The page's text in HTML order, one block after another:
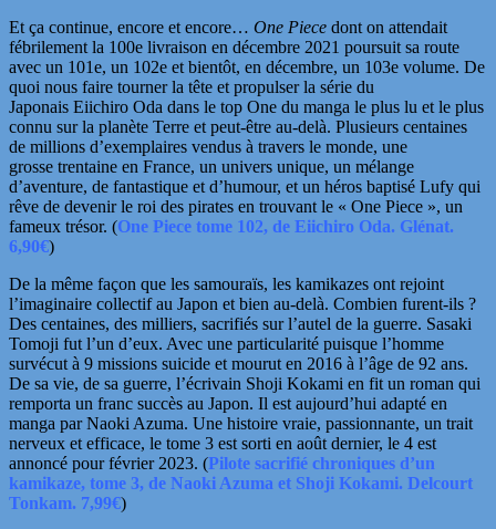
Et ça continue, encore et encore… One Piece dont on attendait
fébrilement la 100e livraison en décembre 2021 poursuit sa route
avec un 101e, un 102e et bientôt, en décembre, un 103e volume. De
quoi nous faire tourner la tête et propulser la série du
Japonais Eiichiro Oda dans le top One du manga le plus lu et le plus
connu sur la planète Terre et peut-être au-delà. Plusieurs centaines
de millions d’exemplaires vendus à travers le monde, une
grosse trentaine en France, un univers unique, un mélange
d’aventure, de fantastique et d’humour, et un héros baptisé Lufy qui
rêve de devenir le roi des pirates en trouvant le « One Piece », un
fameux trésor. (One Piece tome 102, de Eiichiro Oda. Glénat.
6,90€)
De la même façon que les samouraïs, les kamikazes ont rejoint
l’imaginaire collectif au Japon et bien au-delà. Combien furent-ils ?
Des centaines, des milliers, sacrifiés sur l’autel de la guerre. Sasaki
Tomoji fut l’un d’eux. Avec une particularité puisque l’homme
survécut à 9 missions suicide et mourut en 2016 à l’âge de 92 ans.
De sa vie, de sa guerre, l’écrivain Shoji Kokami en fit un roman qui
remporta un franc succès au Japon. Il est aujourd’hui adapté en
manga par Naoki Azuma. Une histoire vraie, passionnante, un trait
nerveux et efficace, le tome 3 est sorti en août dernier, le 4 est
annoncé pour février 2023. (Pilote sacrifié chroniques d’un
kamikaze, tome 3, de Naoki Azuma et Shoji Kokami. Delcourt
Tonkam. 7,99€)